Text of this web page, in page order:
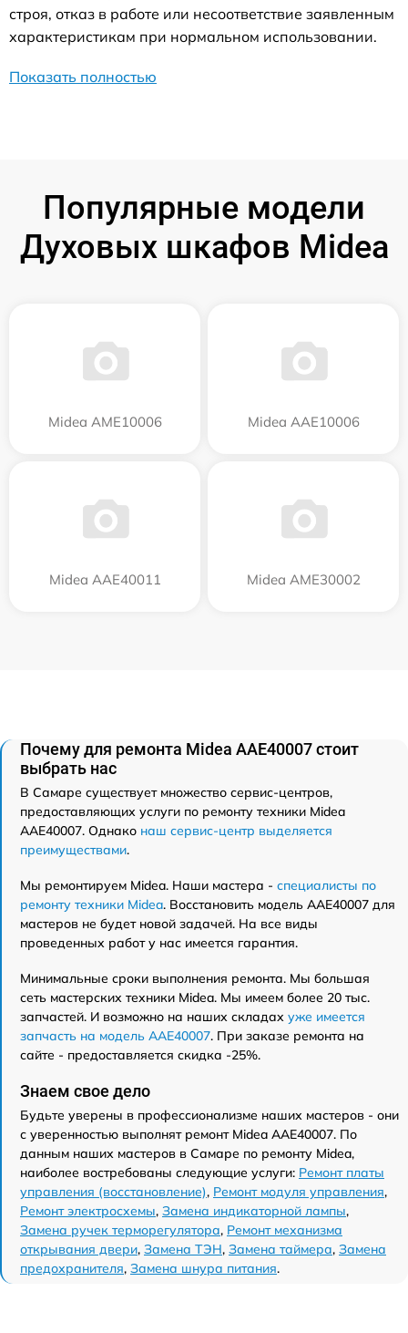
строя, отказ в работе или несоответствие заявленным
характеристикам при нормальном использовании.
Показать полностью
Популярные модели
Духовых шкафов Midea
Midea AME10006 Midea AAE10006
Midea AAE40011 Midea AME30002
Почему для ремонта Midea AAE40007 стоит
выбрать нас
В Самаре существует множество сервис-центров,
предоставляющих услуги по ремонту техники Midea
AAE40007. Однако наш сервис-центр выделяется
преимуществами.
Мы ремонтируем Midea. Наши мастера - специалисты по
ремонту техники Midea. Восстановить модель AAE40007 для
мастеров не будет новой задачей. На все виды
проведенных работ у нас имеется гарантия.
Минимальные сроки выполнения ремонта. Мы большая
сеть мастерских техники Midea. Мы имеем более 20 тыс.
запчастей. И возможно на наших складах уже имеется
запчасть на модель AAE40007. При заказе ремонта на
сайте - предоставляется скидка -25%.
Знаем свое дело
Будьте уверены в профессионализме наших мастеров - они
с уверенностью выполнят ремонт Midea AAE40007. По
данным наших мастеров в Самаре по ремонту Midea,
наиболее востребованы следующие услуги: Ремонт платы
управления (восстановление), Ремонт модуля управления,
Ремонт электросхемы, Замена индикаторной лампы,
Замена ручек терморегулятора, Ремонт механизма
открывания двери, Замена ТЭН, Замена таймера, Замена
предохранителя, Замена шнура питания.